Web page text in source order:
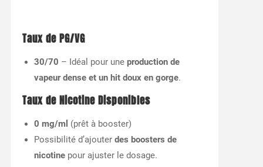
Taux de PG/VG
30/70 – Idéal pour une production de
vapeur dense et un hit doux en gorge.
Taux de Nicotine Disponibles
0 mg/ml (prêt à booster)
Possibilité d’ajouter des boosters de
nicotinepour ajuster le dosage.